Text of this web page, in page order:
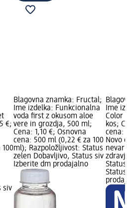
€;
siv
Blagovna znamka: Fructal;
Ime izdelka: Funkcionalna
voda first z okusom aloe
vere in grozdja, 500 ml;
Cena: 1,10 €; Osnovna
cena: 500 ml (0,22 € za 100
ml); Razpoložljivost: Status
zelen Dobavljivo, Status siv
Izberite dm prodajalno
Ime
Color
kos;
cena: 50
Novo
zdravje;
Status
Status